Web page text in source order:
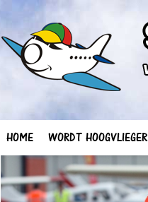
HOME WORDT HOOGVLIEGER